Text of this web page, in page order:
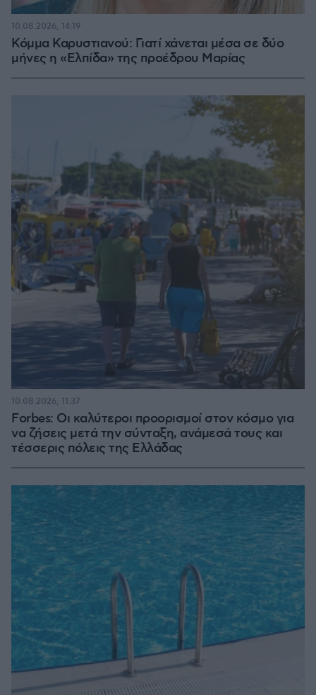
Κόμμα Καρυστιανού: Γιατί χάνεται μέσα σε δύο
μήνες η «Ελπίδα» της προέδρου Μαρίας
10.08.2026, 14:19
Forbes: Οι καλύτεροι προορισμοί στον κόσμο για
να ζήσεις μετά την σύνταξη, ανάμεσά τους και
τέσσερις πόλεις της Ελλάδας
10.08.2026, 11:37